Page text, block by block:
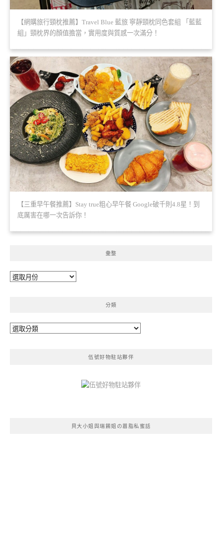
【網購旅行頸枕推薦】Travel Blue 藍旅 寧靜頸枕同色套組 「藍藍
組」頸枕界的顏值擔當，實用度與質感一次滿分！
【三重早午餐推薦】Stay true粗心早午餐 Google破千則4.8星！到
底厲害在哪一次告訴你！
彙整
彙
分類
分
伍號好物駐站夥伴
貝大小姐與瑞餚姐の囂脂私蜜話